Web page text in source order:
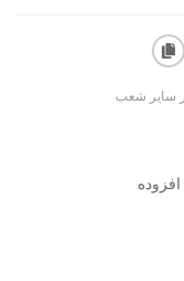
سایر شعب
افزوده